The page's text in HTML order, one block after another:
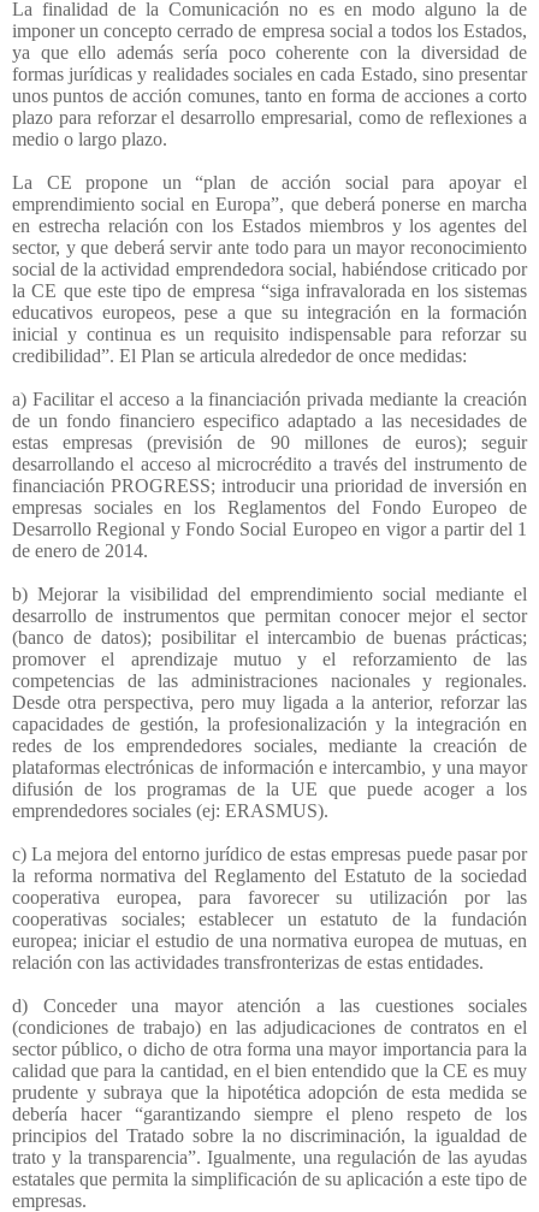
La finalidad de la Comunicación no es en modo alguno la de
imponer un concepto cerrado de empresa social a todos los Estados,
ya que ello además sería poco coherente con la diversidad de
formas jurídicas y realidades sociales en cada Estado, sino presentar
unos puntos de acción comunes, tanto en forma de acciones a corto
plazo para reforzar el desarrollo empresarial, como de reflexiones a
medio o largo plazo.
La CE propone un “plan de acción social para apoyar el
emprendimiento social en Europa”, que deberá ponerse en marcha
en estrecha relación con los Estados miembros y los agentes del
sector, y que deberá servir ante todo para un mayor reconocimiento
social de la actividad emprendedora social, habiéndose criticado por
la CE que este tipo de empresa “siga infravalorada en los sistemas
educativos europeos, pese a que su integración en la formación
inicial y continua es un requisito indispensable para reforzar su
credibilidad”. El Plan se articula alrededor de once medidas:
a) Facilitar el acceso a la financiación privada mediante la creación
de un fondo financiero especifico adaptado a las necesidades de
estas empresas (previsión de 90 millones de euros); seguir
desarrollando el acceso al microcrédito a través del instrumento de
financiación PROGRESS; introducir una prioridad de inversión en
empresas sociales en los Reglamentos del Fondo Europeo de
Desarrollo Regional y Fondo Social Europeo en vigor a partir del 1
de enero de 2014.
b) Mejorar la visibilidad del emprendimiento social mediante el
desarrollo de instrumentos que permitan conocer mejor el sector
(banco de datos); posibilitar el intercambio de buenas prácticas;
promover el aprendizaje mutuo y el reforzamiento de las
competencias de las administraciones nacionales y regionales.
Desde otra perspectiva, pero muy ligada a la anterior, reforzar las
capacidades de gestión, la profesionalización y la integración en
redes de los emprendedores sociales, mediante la creación de
plataformas electrónicas de información e intercambio, y una mayor
difusión de los programas de la UE que puede acoger a los
emprendedores sociales (ej: ERASMUS).
c) La mejora del entorno jurídico de estas empresas puede pasar por
la reforma normativa del Reglamento del Estatuto de la sociedad
cooperativa europea, para favorecer su utilización por las
cooperativas sociales; establecer un estatuto de la fundación
europea; iniciar el estudio de una normativa europea de mutuas, en
relación con las actividades transfronterizas de estas entidades.
d) Conceder una mayor atención a las cuestiones sociales
(condiciones de trabajo) en las adjudicaciones de contratos en el
sector público, o dicho de otra forma una mayor importancia para la
calidad que para la cantidad, en el bien entendido que la CE es muy
prudente y subraya que la hipotética adopción de esta medida se
debería hacer “garantizando siempre el pleno respeto de los
principios del Tratado sobre la no discriminación, la igualdad de
trato y la transparencia”. Igualmente, una regulación de las ayudas
estatales que permita la simplificación de su aplicación a este tipo de
empresas.